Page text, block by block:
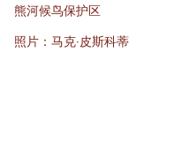
熊河候鸟保护区
照片：马克·皮斯科蒂